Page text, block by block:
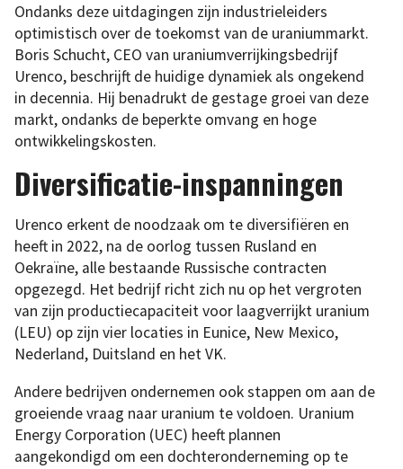
Ondanks deze uitdagingen zijn industrieleiders
optimistisch over de toekomst van de uraniummarkt.
Boris Schucht, CEO van uraniumverrijkingsbedrijf
Urenco, beschrijft de huidige dynamiek als ongekend
in decennia. Hij benadrukt de gestage groei van deze
markt, ondanks de beperkte omvang en hoge
ontwikkelingskosten.
Diversificatie-inspanningen
Urenco erkent de noodzaak om te diversifiëren en
heeft in 2022, na de oorlog tussen Rusland en
Oekraïne, alle bestaande Russische contracten
opgezegd. Het bedrijf richt zich nu op het vergroten
van zijn productiecapaciteit voor laagverrijkt uranium
(LEU) op zijn vier locaties in Eunice, New Mexico,
Nederland, Duitsland en het VK.
Andere bedrijven ondernemen ook stappen om aan de
groeiende vraag naar uranium te voldoen. Uranium
Energy Corporation (UEC) heeft plannen
aangekondigd om een dochteronderneming op te